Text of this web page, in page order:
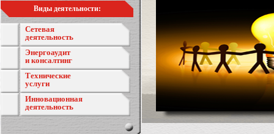
Виды деятельности:
Сетевая
деятельность
Энергоаудит
и консалтинг
Технические
услуги
Инновационная
деятельность